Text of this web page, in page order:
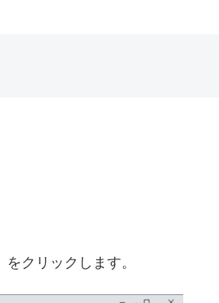
クリックします。